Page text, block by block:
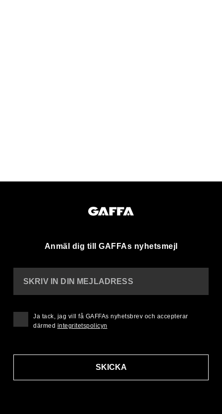
Anmäl dig till GAFFAs nyhetsmejl
SKRIV IN DIN MEJLADRESS
SKICKA
Ja tack, jag vill få GAFFAs nyhetsbrev och accepterar
därmed integritetspolicyn